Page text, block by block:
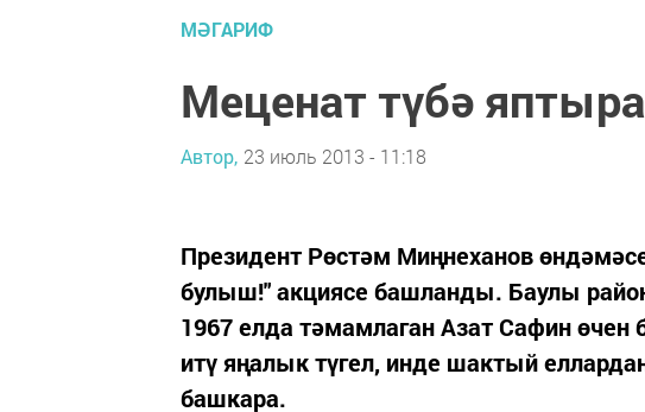
МӘГАРИФ
Меценат түбә яптыра
Автор, 23 июль 2013 - 11:18
Президент Рөстәм Миңнеханов
булыш!" акциясе башланды. Баулы
1967 елда тәмамлаган Азат Сафин
итү яңалык түгел, инде шактый
башкара.